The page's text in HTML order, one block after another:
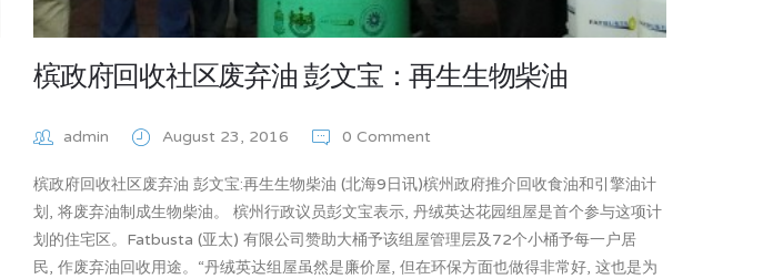
槟政府回收社区废弃油 彭文宝：再生生物柴油
admin August 23, 2016 0 Comment
槟政府回收社区废弃油 彭文宝:再生生物柴油 (北海9日讯)槟州政府推介回收食油和引擎油计
划, 将废弃油制成生物柴油。 槟州行政议员彭文宝表示, 丹绒英达花园组屋是首个参与这项计
划的住宅区。Fatbusta (亚太) 有限公司赞助大桶予该组屋管理层及72个小桶予每一户居
民, 作废弃油回收用途。“丹绒英达组屋虽然是廉价屋, 但在环保方面也做得非常好, 这也是为